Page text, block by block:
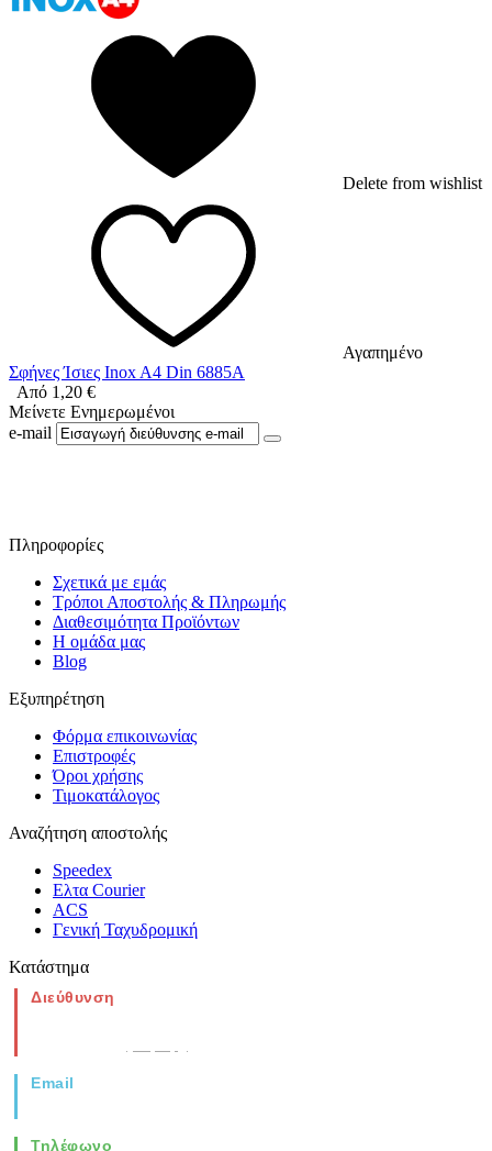
Delete from wishlist
Αγαπημένο
Σφήνες Ίσιες Inox A4 Din 6885A
Από 1,20 €
Μείνετε Ενημερωμένοι
e-mail
Πληροφορίες
Σχετικά με εμάς
Τρόποι Αποστολής & Πληρωμής
Διαθεσιμότητα Προϊόντων
Η ομάδα μας
Blog
Εξυπηρέτηση
Φόρμα επικοινωνίας
Επιστροφές
Όροι χρήσης
Τιμοκατάλογος
Αναζήτηση αποστολής
Speedex
Ελτα Courier
ACS
Γενική Ταχυδρομική
Κατάστημα
Διεύθυνση
Email
Τηλέφωνο